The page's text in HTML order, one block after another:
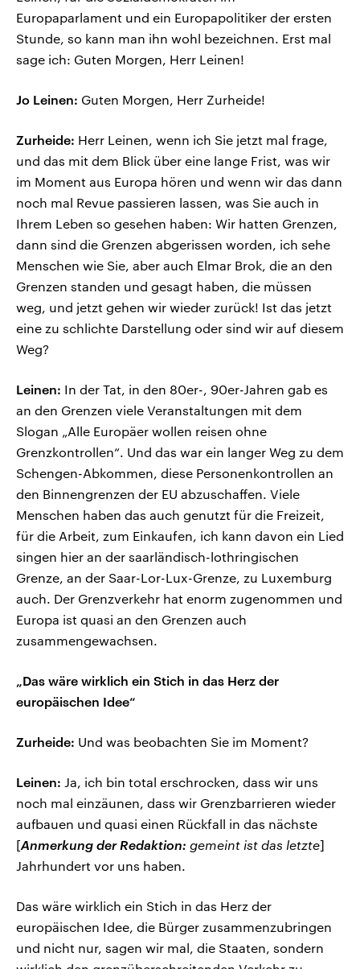
Europaparlament und ein Europapolitiker der ersten
Stunde, so kann man ihn wohl bezeichnen. Erst mal
sage ich: Guten Morgen, Herr Leinen!
Jo Leinen: Guten Morgen, Herr Zurheide!
Zurheide: Herr Leinen, wenn ich Sie jetzt mal frage,
und das mit dem Blick über eine lange Frist, was wir
im Moment aus Europa hören und wenn wir das dann
noch mal Revue passieren lassen, was Sie auch in
Ihrem Leben so gesehen haben: Wir hatten Grenzen,
dann sind die Grenzen abgerissen worden, ich sehe
Menschen wie Sie, aber auch Elmar Brok, die an den
Grenzen standen und gesagt haben, die müssen
weg, und jetzt gehen wir wieder zurück! Ist das jetzt
eine zu schlichte Darstellung oder sind wir auf diesem
Weg?
Leinen: In der Tat, in den 80er-, 90er-Jahren gab es
an den Grenzen viele Veranstaltungen mit dem
Slogan „Alle Europäer wollen reisen ohne
Grenzkontrollen“. Und das war ein langer Weg zu dem
Schengen-Abkommen, diese Personenkontrollen an
den Binnengrenzen der EU abzuschaffen. Viele
Menschen haben das auch genutzt für die Freizeit,
für die Arbeit, zum Einkaufen, ich kann davon ein Lied
singen hier an der saarländisch-lothringischen
Grenze, an der Saar-Lor-Lux-Grenze, zu Luxemburg
auch. Der Grenzverkehr hat enorm zugenommen und
Europa ist quasi an den Grenzen auch
zusammengewachsen.
„Das wäre wirklich ein Stich in das Herz der
europäischen Idee“
Zurheide: Und was beobachten Sie im Moment?
Leinen: Ja, ich bin total erschrocken, dass wir uns
noch mal einzäunen, dass wir Grenzbarrieren wieder
aufbauen und quasi einen Rückfall in das nächste
[Anmerkung der Redaktion: gemeint ist das letzte]
Jahrhundert vor uns haben.
Das wäre wirklich ein Stich in das Herz der
europäischen Idee, die Bürger zusammenzubringen
und nicht nur, sagen wir mal, die Staaten, sondern